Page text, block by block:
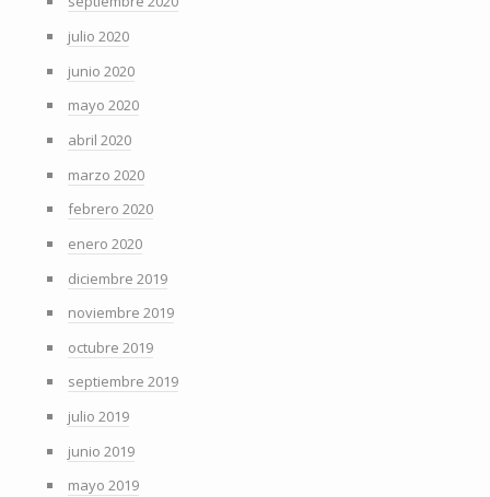
julio 2020
junio 2020
mayo 2020
abril 2020
marzo 2020
febrero 2020
enero 2020
diciembre 2019
noviembre 2019
octubre 2019
septiembre 2019
julio 2019
junio 2019
mayo 2019